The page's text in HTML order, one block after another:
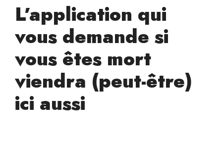
L’application qui
vous demande si
vous êtes mort
viendra (peut-être)
ici aussi